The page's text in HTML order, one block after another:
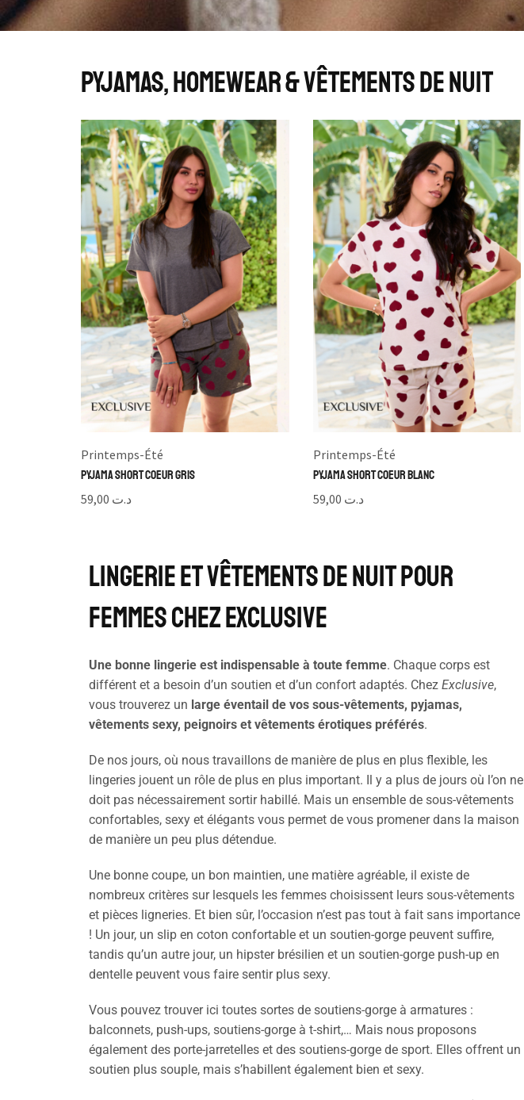
Pyjamas, Homewear & Vêtements de nuit
Printemps-Été
Pyjama Short Coeur Gris
د.ت
Printemps-Été
Pyjama Short Coeur Blanc
د.ت
Lingerie et vêtements de nuit pour
femmes chez Exclusive
Une bonne lingerie est indispensable à toute femme. Chaque corps est
différent et a besoin d’un soutien et d’un confort adaptés. Chez Exclusive,
vous trouverez un large éventail de vos sous-vêtements, pyjamas,
vêtements sexy, peignoirs et vêtements érotiques préférés.
De nos jours, où nous travaillons de manière de plus en plus flexible, les
lingeries jouent un rôle de plus en plus important. Il y a plus de jours où l’on ne
doit pas nécessairement sortir habillé. Mais un ensemble de sous-vêtements
confortables, sexy et élégants vous permet de vous promener dans la maison
de manière un peu plus détendue.
Une bonne coupe, un bon maintien, une matière agréable, il existe de
nombreux critères sur lesquels les femmes choisissent leurs sous-vêtements
et pièces ligneries. Et bien sûr, l’occasion n’est pas tout à fait sans importance
! Un jour, un slip en coton confortable et un soutien-gorge peuvent suffire,
tandis qu’un autre jour, un hipster brésilien et un soutien-gorge push-up en
dentelle peuvent vous faire sentir plus sexy.
Vous pouvez trouver ici toutes sortes de soutiens-gorge à armatures :
balconnets, push-ups, soutiens-gorge à t-shirt,… Mais nous proposons
également des porte-jarretelles et des soutiens-gorge de sport. Elles offrent un
soutien plus souple, mais s’habillent également bien et sexy.